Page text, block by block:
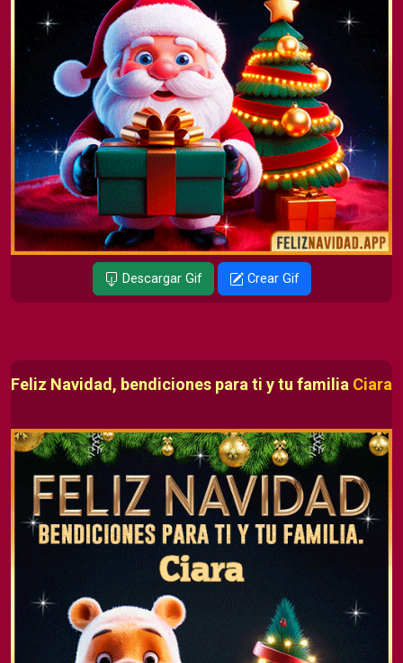
Descargar Gif Crear Gif
Feliz Navidad, bendiciones para ti y tu familia Ciara